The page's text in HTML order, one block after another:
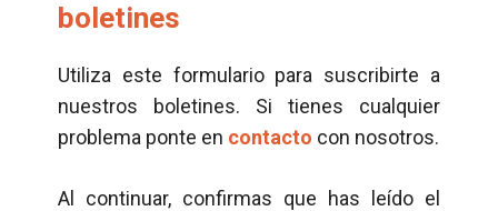
boletines
Utiliza este formulario para suscribirte a
nuestros boletines. Si tienes cualquier
problema ponte en contacto con nosotros.
Al continuar, confirmas que has leído el